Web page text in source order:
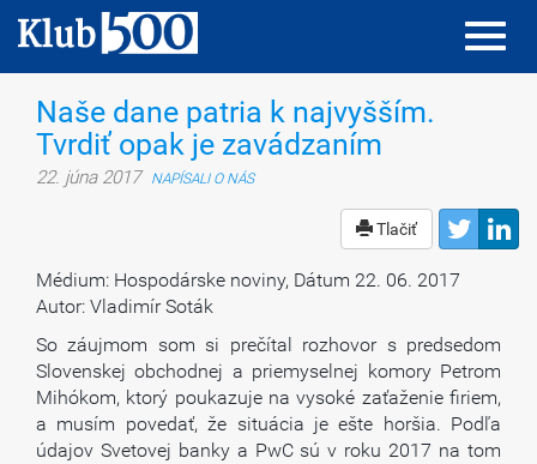
Naše dane patria k najvyšším.
Tvrdiť opak je zavádzaním
22. júna 2017 NAPÍSALI O NÁS
Tlačiť
Médium: Hospodárske noviny, Dátum 22. 06. 2017
Autor: Vladimír Soták
So záujmom som si prečítal rozhovor s predsedom
Slovenskej obchodnej a priemyselnej komory Petrom
Mihókom, ktorý poukazuje na vysoké zaťaženie firiem,
a musím povedať, že situácia je ešte horšia. Podľa
údajov Svetovej banky a PwC sú v roku 2017 na tom